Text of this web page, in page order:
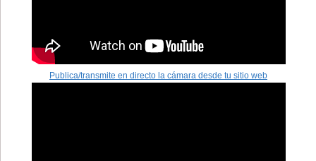
Publica/transmite en directo la cámara desde tu sitio web